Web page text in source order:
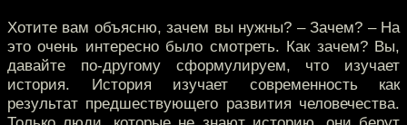
Хотите вам объясню, зачем вы нужны? – Зачем? – На
это очень интересно было смотреть. Как зачем? Вы,
давайте по-другому сформулируем, что изучает
история. История изучает современность как
результат предшествующего развития человечества.